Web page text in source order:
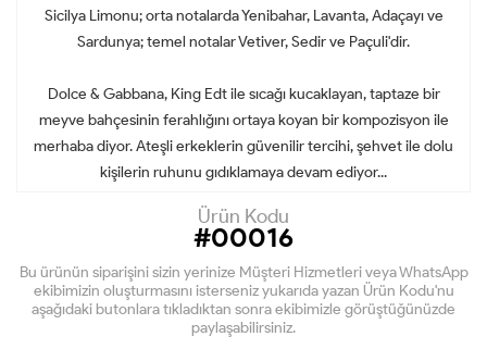
Sicilya Limonu; orta notalarda Yenibahar, Lavanta, Adaçayı ve
Sardunya; temel notalar Vetiver, Sedir ve Paçuli'dir.
Dolce & Gabbana, King Edt ile sıcağı kucaklayan, taptaze bir
meyve bahçesinin ferahlığını ortaya koyan bir kompozisyon ile
merhaba diyor. Ateşli erkeklerin güvenilir tercihi, şehvet ile dolu
kişilerin ruhunu gıdıklamaya devam ediyor...
Ürün Kodu
#00016
Bu ürünün siparişini sizin yerinize Müşteri Hizmetleri veya WhatsApp
ekibimizin oluşturmasını isterseniz yukarıda yazan Ürün Kodu'nu
aşağıdaki butonlara tıkladıktan sonra ekibimizle görüştüğünüzde
paylaşabilirsiniz.